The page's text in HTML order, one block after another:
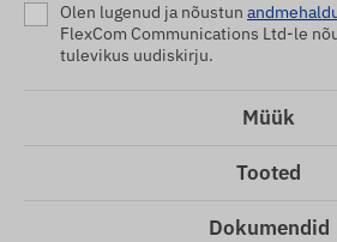
Olen lugenud ja nõustun
FlexCom Communications Ltd-le
tulevikus uudiskirju.
Müük
Tooted
Dokumendid